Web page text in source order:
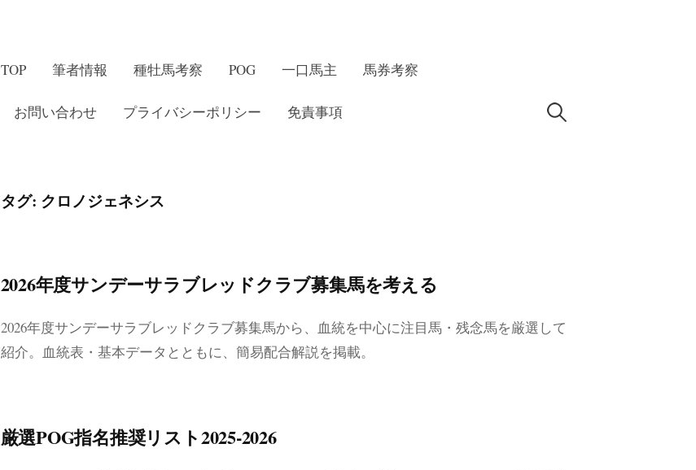
TOP 筆者情報 種牡馬考察 POG 一口馬主 馬券考察
お問い合わせ プライバシーポリシー 免責事項 検
タグ: クロノジェネシス
2026年度サンデーサラブレッドクラブ募集馬を考える
2026年度サンデーサラブレッドクラブ募集馬から、血統を中心に注目馬・残念馬を厳選して
紹介。血統表・基本データとともに、簡易配合解説を掲載。
厳選POG指名推奨リスト2025-2026